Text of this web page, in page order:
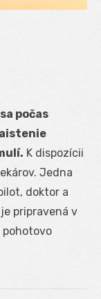
počas
K dispozícii
Jedna
doktor a
pripravená v
pohotovo